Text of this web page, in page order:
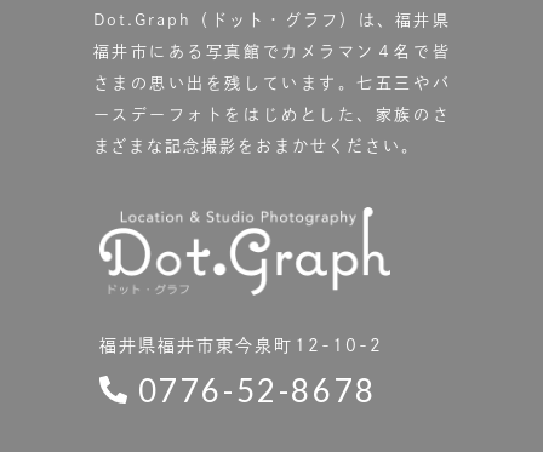
Dot.Graph（ドット・グラフ）は、福井県
福井市にある写真館で カメラマン４名で皆
さまの思い出を残しています。七五三やバ
ースデーフォトをはじめとした、家族のさ
まざまな記念撮影をおまかせください。
福井県福井市東今泉町12-10-2
0776-52-8678